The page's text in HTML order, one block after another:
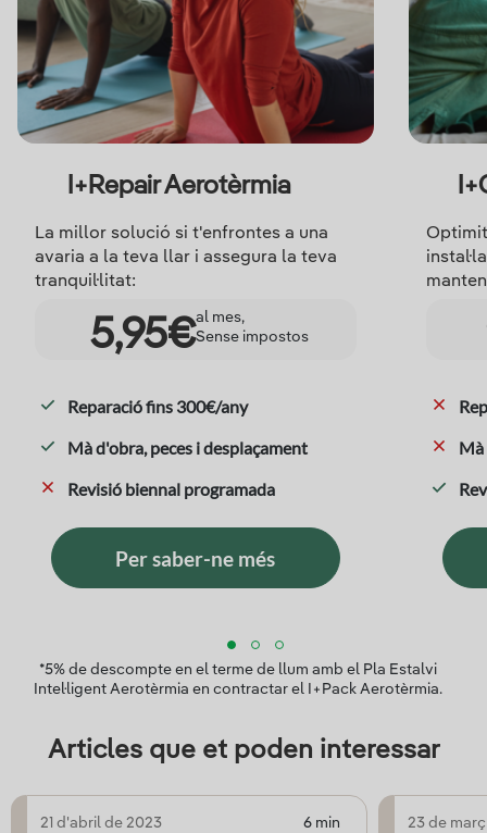
I+Repair Aerotèrmia
La millor solució si t'enfrontes a una
avaria a la teva llar i assegura la teva
tranquil·litat:
5,95€al mes,
Sense impostos
Reparació fins 300€/any
Mà d'obra, peces i desplaçament
Revisió biennal programada
Per saber-ne més
Mà
*5% de descompte en el terme de llum amb el Pla Estalvi
Intel·ligent Aerotèrmia en contractar el I+Pack Aerotèrmia.
Articles que et poden interessar
21 d'abril de 2023 6 min 23 de